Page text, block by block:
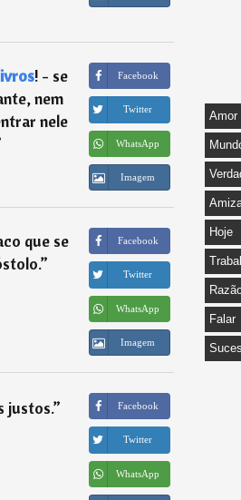
! - se
nem
nele
Facebook
Twitter
WhatsApp
Imagem
que se
”
Facebook
Twitter
WhatsApp
Imagem
justos.”
Facebook
Twitter
WhatsApp
Amor
Hoje
Falar